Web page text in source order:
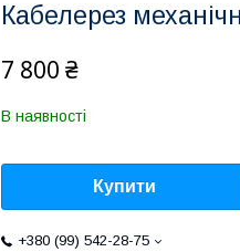
Кабелерез
7 800 ₴
В наявності
Купити
+380 (99) 542-28-75